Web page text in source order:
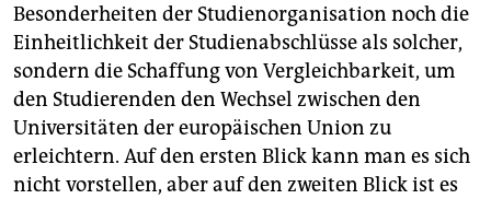
Besonderheiten der Studienorganisation noch die
Einheitlichkeit der Studienabschlüsse als solcher,
sondern die Schaffung von Vergleichbarkeit, um
den Studierenden den Wechsel zwischen den
Universitäten der europäischen Union zu
erleichtern. Auf den ersten Blick kann man es sich
nicht vorstellen, aber auf den zweiten Blick ist es